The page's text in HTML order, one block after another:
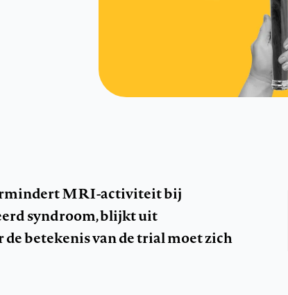
MRI-activiteit bij
syndroom, blijkt uit
betekenis van de trial moet zich